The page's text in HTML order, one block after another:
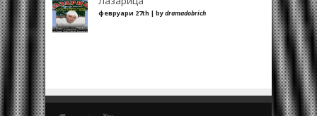
февруари 27th | bydramadobrich